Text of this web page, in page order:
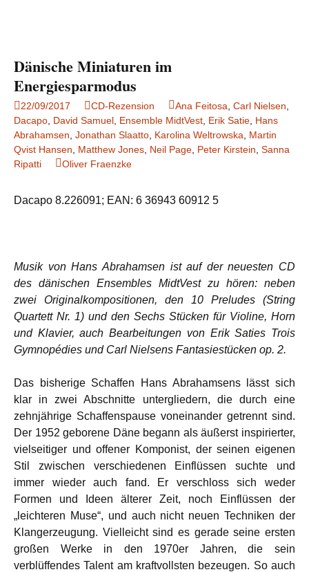
Dänische Miniaturen im
Energiesparmodus
22/09/2017 CD-Rezension Ana Feitosa Carl Nielsen
Dacapo David Samuel Ensemble MidtVest Erik Satie Hans
Abrahamsen Jonathan Slaatto Karolina Weltrowska
Martin
Qvist Hansen
Matthew Jones Neil Page Peter Kirstein Sanna
Ripatti
Oliver Fraenzke
Dacapo 8.226091; EAN: 6 36943 60912 5
Musik von Hans Abrahamsen ist auf der neuesten CD
des dänischen Ensembles MidtVest zu hören: neben
zwei Originalkompositionen, den 10 Preludes (String
Quartett Nr. 1) und den Sechs Stücken für Violine, Horn
und Klavier, auch Bearbeitungen von Erik Saties Trois
Gymnopédies und Carl Nielsens Fantasiestücken op. 2.
Das bisherige Schaffen Hans Abrahamsens lässt sich
klar in zwei Abschnitte untergliedern, die durch eine
zehnjährige Schaffenspause voneinander getrennt sind.
Der 1952 geborene Däne begann als äußerst inspirierter,
vielseitiger und offener Komponist, der seinen eigenen
Stil zwischen verschiedenen Einflüssen suchte und
immer wieder auch fand. Er verschloss sich weder
Formen und Ideen älterer Zeit, noch Einflüssen der
„leichteren Muse“, und auch nicht neuen Techniken der
Klangerzeugung. Vielleicht sind es gerade seine ersten
großen Werke in den 1970er Jahren, die sein
verblüffendes Talent am kraftvollsten bezeugen. So auch